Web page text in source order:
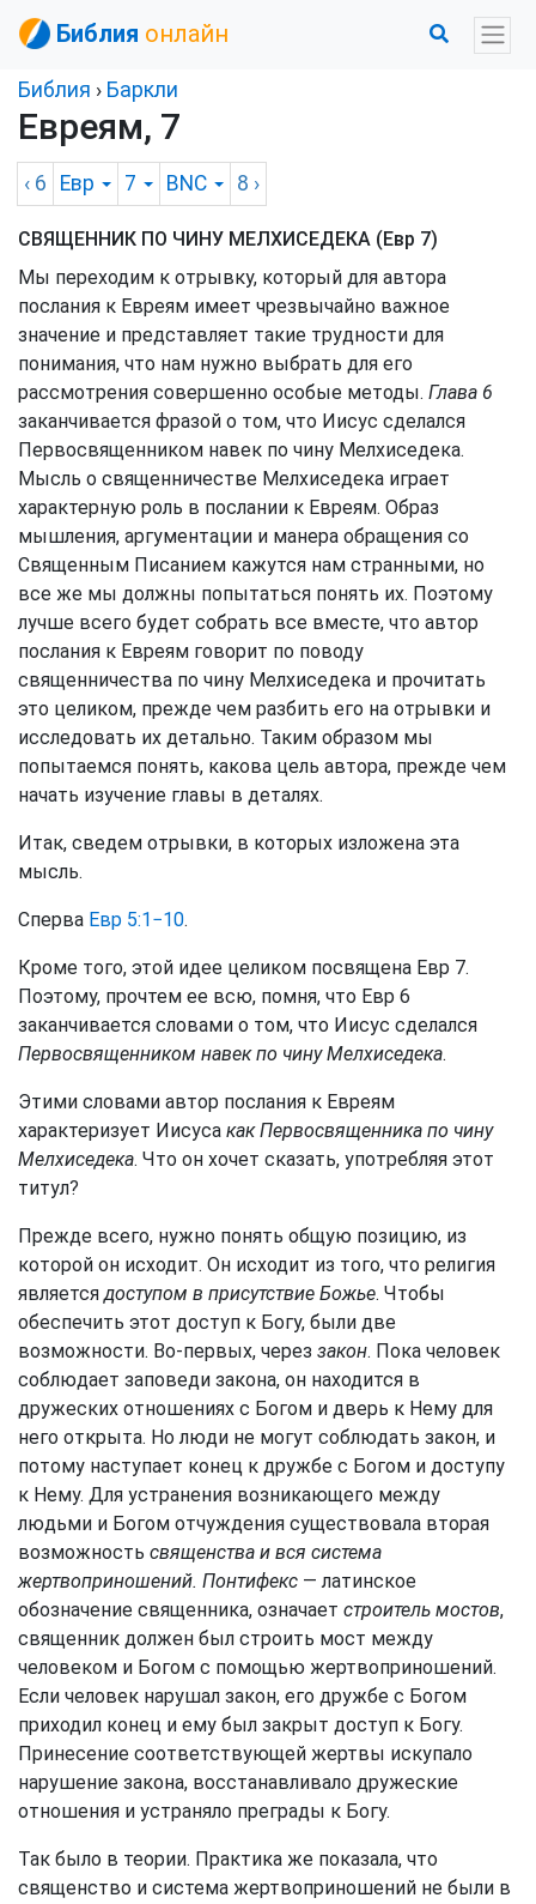
Библия онлайн
Библия › Баркли
Евреям, 7
‹ 6 Евр 7 BNC 8 ›
СВЯЩЕННИК ПО ЧИНУ МЕЛХИСЕДЕКА (Евр 7)
Мы переходим к отрывку, который для автора
послания к Евреям имеет чрезвычайно важное
значение и представляет такие трудности для
понимания, что нам нужно выбрать для его
рассмотрения совершенно особые методы. Глава 6
заканчивается фразой о том, что Иисус сделался
Первосвященником навек по чину Мелхиседека.
Мысль о священничестве Мелхиседека играет
характерную роль в послании к Евреям. Образ
мышления, аргументации и манера обращения со
Священным Писанием кажутся нам странными, но
все же мы должны попытаться понять их. Поэтому
лучше всего будет собрать все вместе, что автор
послания к Евреям говорит по поводу
священничества по чину Мелхиседека и прочитать
это целиком, прежде чем разбить его на отрывки и
исследовать их детально. Таким образом мы
попытаемся понять, какова цель автора, прежде чем
начать изучение главы в деталях.
Итак, сведем отрывки, в которых изложена эта
мысль.
Сперва Евр 5:1−10.
Кроме того, этой идее целиком посвящена Евр 7.
Поэтому, прочтем ее всю, помня, что Евр 6
заканчивается словами о том, что Иисус сделался
Первосвященником навек по чину Мелхиседека.
Этими словами автор послания к Евреям
характеризует Иисуса как Первосвященника по чину
Мелхиседека. Что он хочет сказать, употребляя этот
титул?
Прежде всего, нужно понять общую позицию, из
которой он исходит. Он исходит из того, что религия
являетсядоступом в присутствие Божье. Чтобы
обеспечить этот доступ к Богу, были две
возможности. Во-первых, через закон. Пока человек
соблюдает заповеди закона, он находится в
дружеских отношениях с Богом и дверь к Нему для
него открыта. Но люди не могут соблюдать закон, и
потому наступает конец к дружбе с Богом и доступу
к Нему. Для устранения возникающего между
людьми и Богом отчуждения существовала вторая
возможность священства и вся система
жертвоприношений. Понтифекс — латинское
обозначение священника, означает строитель мостов,
священник должен был строить мост между
человеком и Богом с помощью жертвоприношений.
Если человек нарушал закон, его дружбе с Богом
приходил конец и ему был закрыт доступ к Богу.
Принесение соответствующей жертвы искупало
нарушение закона, восстанавливало дружеские
отношения и устраняло преграды к Богу.
Так было в теории. Практика же показала, что
священство и система жертвоприношений не были в